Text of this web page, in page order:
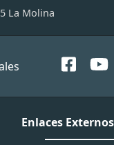
La Molina
Enlaces Externos